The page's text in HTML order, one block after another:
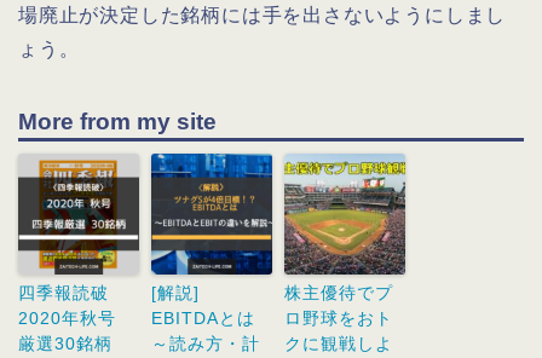
場廃止が決定した銘柄には手を出さないようにしまし
ょう。
More from my site
四季報読破
2020年秋号
厳選30銘柄
[解説]
EBITDAとは
～読み方・計
株主優待でプ
ロ野球をおト
クに観戦しよ